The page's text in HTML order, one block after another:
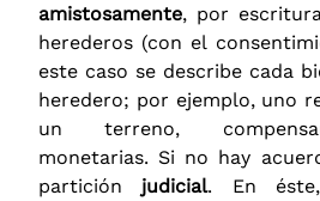
amistosamente, por
herederos (con el
este caso se describe cada
heredero; por ejemplo, uno
un terreno,
monetarias. Si no hay
partición judicial. En